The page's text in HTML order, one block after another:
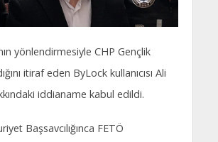
yönlendirmesiyle CHP Gençlik
itiraf eden ByLock kullanıcısı Ali
iddianame kabul edildi.
Başsavcılığınca FETÖ